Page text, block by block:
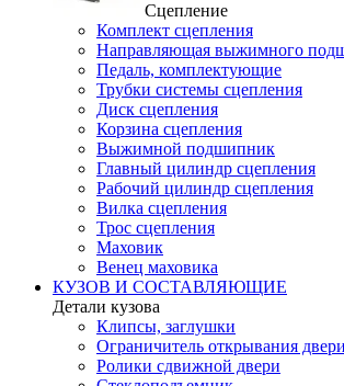
Сцепление
Комплект сцепления
Направляющая выжимного
Педаль, комплектующие
Трубки системы сцепления
Диск сцепления
Корзина сцепления
Выжимной подшипник
Главный цилиндр сцепления
Рабочий цилиндр сцепления
Вилка сцепления
Трос сцепления
Маховик
Венец маховика
КУЗОВ И СОСТАВЛЯЮЩИЕ
Детали кузова
Клипсы, заглушки
Ограничитель открывания двери
Ролики сдвижной двери